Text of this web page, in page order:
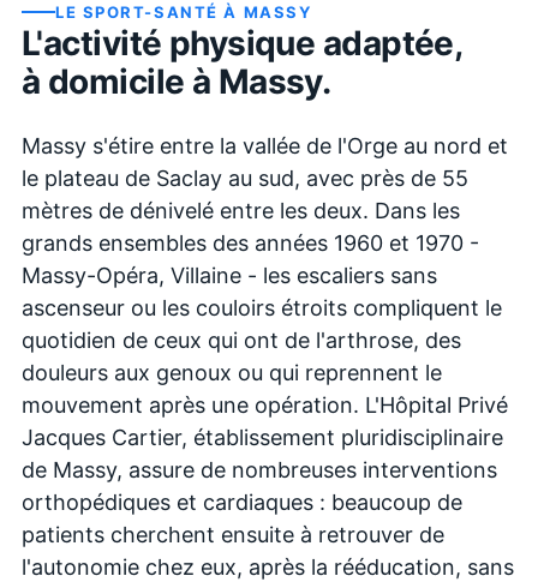
LE SPORT-SANTÉ À MASSY
L'activité physique adaptée,
à domicile à Massy.
Massy s'étire entre la vallée de l'Orge au nord et
le plateau de Saclay au sud, avec près de 55
mètres de dénivelé entre les deux. Dans les
grands ensembles des années 1960 et 1970 -
Massy-Opéra, Villaine - les escaliers sans
ascenseur ou les couloirs étroits compliquent le
quotidien de ceux qui ont de l'arthrose, des
douleurs aux genoux ou qui reprennent le
mouvement après une opération. L'Hôpital Privé
Jacques Cartier, établissement pluridisciplinaire
de Massy, assure de nombreuses interventions
orthopédiques et cardiaques : beaucoup de
patients cherchent ensuite à retrouver de
l'autonomie chez eux, après la rééducation, sans